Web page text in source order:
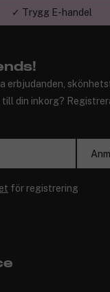
✓ Trygg E-handel
erbjudanden,
din inkorg?
för registrering